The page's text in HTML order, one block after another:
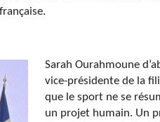
Sarah Ourahmoune
vice-présidente de la
que le sport ne se
un projet humain. Un